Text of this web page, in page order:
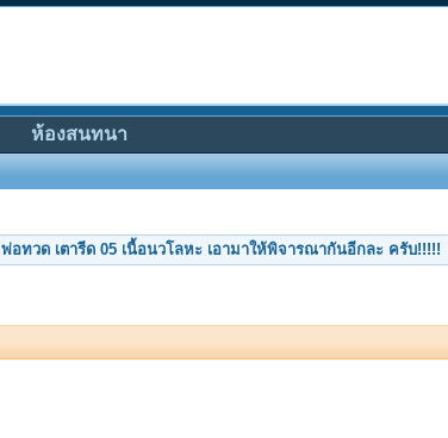
พ่อทวด เตารีด 05 เนื้อนวโลหะ เอามาให้พิจารณากันอีกละ ครับ!!!!!
ห้องสนทนา